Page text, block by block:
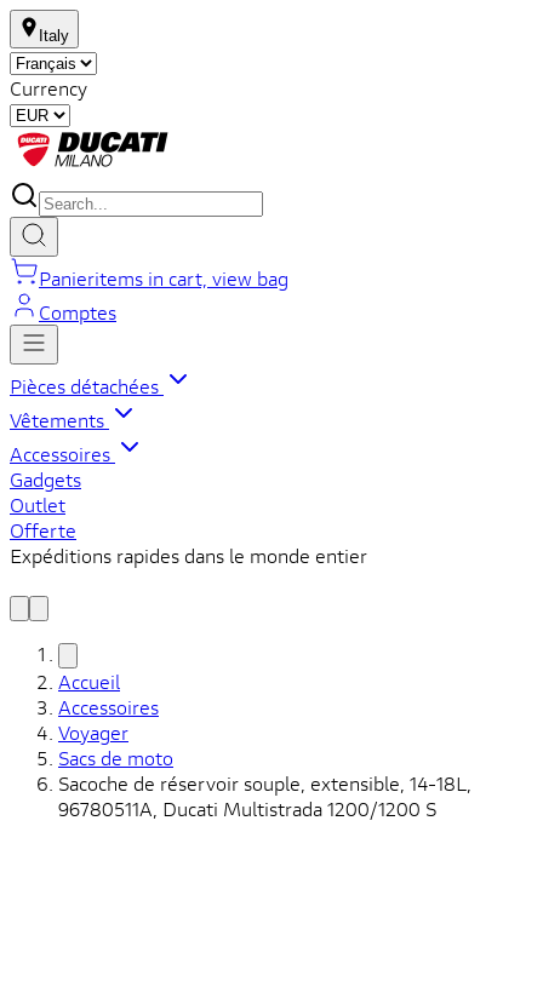
Italy
Currency
Panieritems in cart, view bag
Comptes
Pièces détachées
Vêtements
Accessoires
Gadgets
Outlet
Offerte
Expéditions rapides dans le monde entier
Accueil
Accessoires
Voyager
Sacs de moto
Sacoche de réservoir souple, extensible, 14-18L,
96780511A, Ducati Multistrada 1200/1200 S